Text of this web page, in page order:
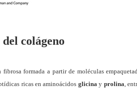
colágeno
fibrosa formada a partir de moléculas
ricas en aminoácidos glicina y prolina ,